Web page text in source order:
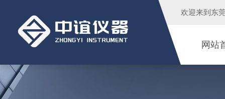
欢迎来到 东
网站